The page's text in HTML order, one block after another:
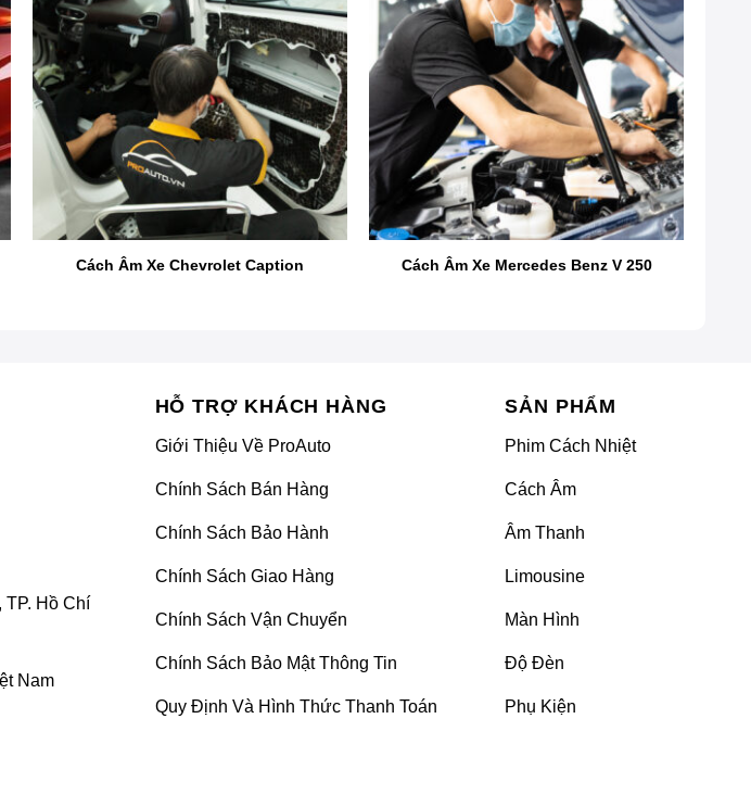
StP Black Gold
cáo. Bởi bạn đã quá mệt mỏi đau đầu bởi những tiếng ồn đó và bạn đang cần một
sẽ là giải pháp mang đến hiệu quả tốt nhất cho bạn. Cùng PROAUTO.VN theo dõi
Cách Âm Xe Chevrolet Caption Cách Âm Xe Mercedes Benz V 250
TP. Hồ Chí
Nam
HỖ TRỢ KHÁCH HÀNG
Giới Thiệu Về ProAuto
Chính Sách Bán Hàng
Chính Sách Bảo Hành
Chính Sách Giao Hàng
Chính Sách Vận Chuyển
Chính Sách Bảo Mật Thông Tin
Quy Định Và Hình Thức Thanh Toán
SẢN PHẨM
Phim Cách Nhiệt
Cách Âm
Âm Thanh
Limousine
Màn Hình
Độ Đèn
Phụ Kiện